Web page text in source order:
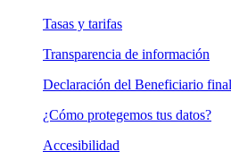
Tasas y tarifas
Transparencia de información
Declaración del Beneficiario final
¿Cómo protegemos tus datos?
Accesibilidad